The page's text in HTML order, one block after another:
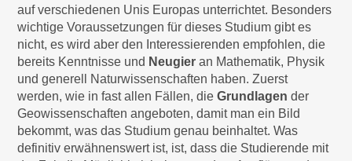
auf verschiedenen Unis Europas unterrichtet. Besonders
wichtige Voraussetzungen für dieses Studium gibt es
nicht, es wird aber den Interessierenden empfohlen, die
bereits Kenntnisse und Neugieran Mathematik, Physik
und generell Naturwissenschaften haben. Zuerst
werden, wie in fast allen Fällen, dieGrundlagen der
Geowissenschaften angeboten, damit man ein Bild
bekommt, was das Studium genau beinhaltet. Was
definitiv erwähnenswert ist, ist, dass die Studierende mit